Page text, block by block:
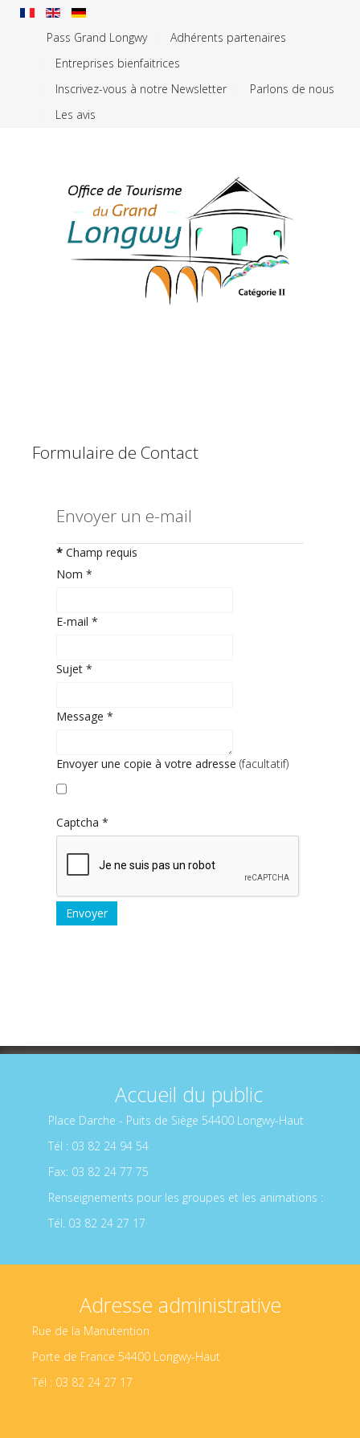
Pass Grand Longwy
Adhérents partenaires
Entreprises bienfaitrices
Inscrivez-vous à notre Newsletter
Parlons de nous
Les avis
Formulaire de Contact
Envoyer un e-mail
* Champ requis
Nom *
E-mail *
Sujet *
Message *
Envoyer une copie à votre adresse (facultatif)
Captcha *
Envoyer
Accueil du public
Place Darche - Puits de Siège 54400 Longwy-Haut
Tél : 03 82 24 94 54
Fax: 03 82 24 77 75
Renseignements pour les groupes et les animations :
Tél. 03 82 24 27 17
Adresse administrative
Rue de la Manutention
Porte de France 54400 Longwy-Haut
Tél : 03 82 24 27 17